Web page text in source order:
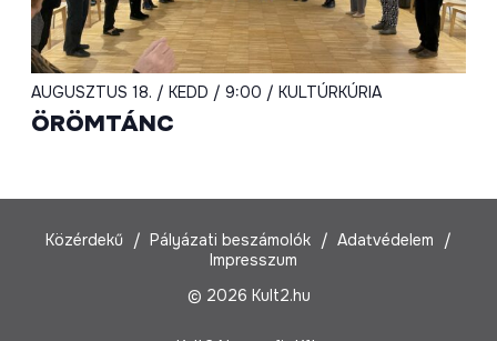
AUGUSZTUS 18. / KEDD / 9:00 / KULTÚRKÚRIA
ÖRÖMTÁNC
Közérdekű Pályázati beszámolók
Adatvédelem
Impresszum
© 2026 Kult2.hu